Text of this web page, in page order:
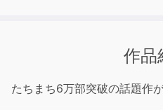
作品
たちまち6万部突破の話題作